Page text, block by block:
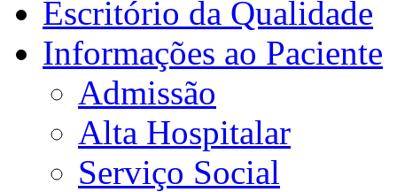
Escritório da Qualidade
Informações ao Paciente
Admissão
Alta Hospitalar
Serviço Social